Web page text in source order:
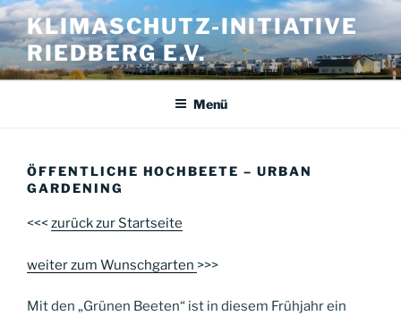
Zum
Inhalt
springen
KLIMASCHUTZ-INITIATIVE
RIEDBERG E.V.
Menü
ÖFFENTLICHE HOCHBEETE – URBAN
GARDENING
<<<zurück zur Startseite
weiter zum Wunschgarten >>>
Mit den „Grünen Beeten“ ist in diesem Frühjahr ein